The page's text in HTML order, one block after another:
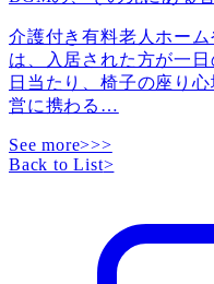
介護付き有料老人ホー
は、入居された方が一
日当たり、椅子の座り
営に携わる …
See more>>>
Back to List>